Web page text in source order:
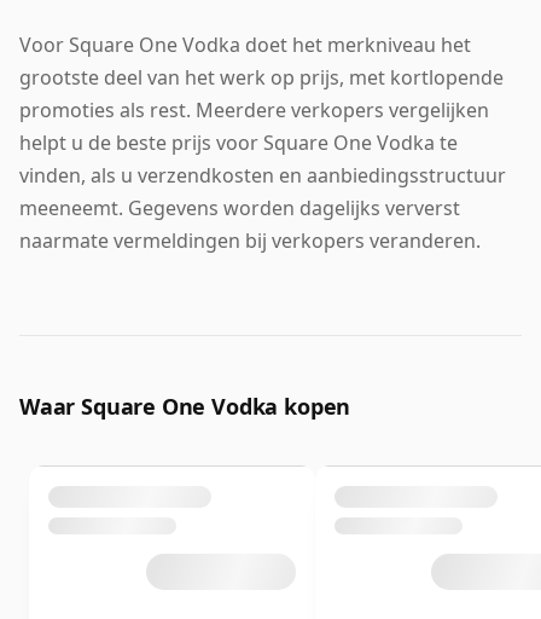
Voor Square One Vodka doet het merkniveau het
grootste deel van het werk op prijs, met kortlopende
promoties als rest. Meerdere verkopers vergelijken
helpt u de beste prijs voor Square One Vodka te
vinden, als u verzendkosten en aanbiedingsstructuur
meeneemt. Gegevens worden dagelijks ververst
naarmate vermeldingen bij verkopers veranderen.
Waar Square One Vodka kopen